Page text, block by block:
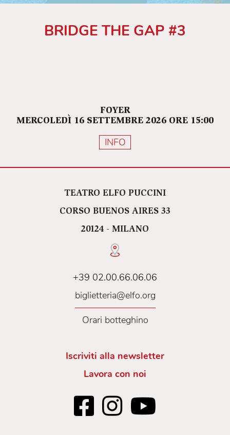
BRIDGE THE GAP #3
FOYER
MERCOLEDÌ 16 SETTEMBRE 2026 ORE 15:00
INFO
TEATRO ELFO PUCCINI
CORSO BUENOS AIRES 33
20124 - MILANO
+39 02.00.66.06.06
biglietteria@elfo.org
Orari botteghino
Iscriviti alla newsletter
Lavora con noi